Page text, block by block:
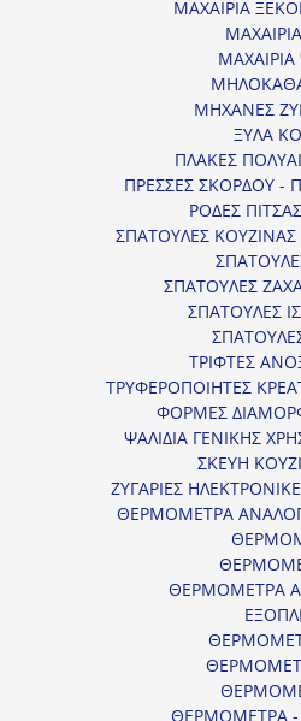
ΜΑΧΑΙΡΙΑ
ΜΗΧΑΝΕΣ
ΞΥΛΑ
ΠΛΑΚΕΣ
ΠΡΕΣΣΕΣ ΣΚΟΡΔΟΥ -
ΡΟΔΕΣ
ΣΠΑΤΟΥΛΕΣ ΚΟΥΖΙΝΑΣ
ΣΠΑΤΟΥΛΕΣ
ΣΠΑΤΟΥΛΕΣ
ΤΡΙΦΤΕΣ
ΤΡΥΦΕΡΟΠΟΙΗΤΕΣ
ΦΟΡΜΕΣ
ΨΑΛΙΔΙΑ ΓΕΝΙΚΗΣ
ΣΚΕΥΗ
ΖΥΓΑΡΙΕΣ
ΘΕΡΜΟΜΕΤΡΑ
ΘΕΡΜΟΜΕΤΡΑ
ΘΕΡΜΟΜΕΤΡΑ